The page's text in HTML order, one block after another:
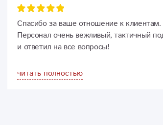
Спасибо за ваше отношение к клиентам.
Персонал очень вежливый, тактичный
и ответил на все вопросы!
читать полностью